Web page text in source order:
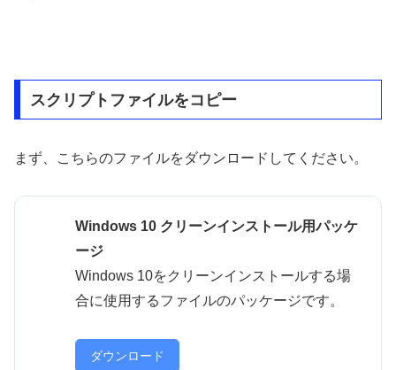
スクリプトファイルをコピー
まず、こちらのファイルをダウンロードしてください。
Windows 10 クリーンインストール用パッケ
ージ
Windows 10をクリーンインストールする場
合に使用するファイルのパッケージです。
ダウンロード